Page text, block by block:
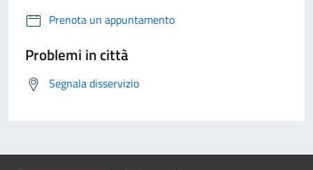
Prenota un appuntamento
Problemi in città
Segnala disservizio